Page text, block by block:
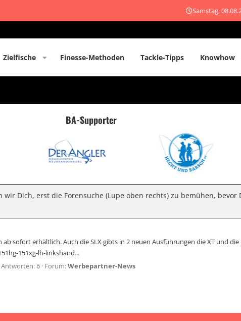
Samstag,
Zielfische Finesse-Methoden Tackle-Tipps Knowhow
BA-Supporter
Dich, erst die Forensuche (Lupe oben rechts) zu bemühen,
sofort erhältlich. Auch die SLX gibts in 2 neuen Ausführungen die XT und
151xg-lh-linkshand...
Antworten: 6 Forum:Werbepartner-News